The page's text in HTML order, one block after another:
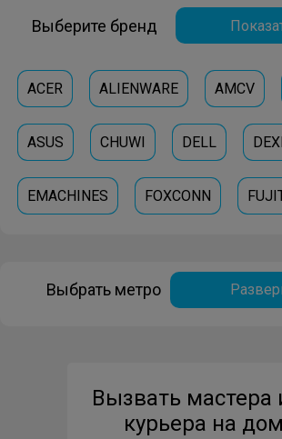
Выберите бренд
ACER ALIENWARE AMCV
ASUS CHUWI DELL
EMACHINES FOXCONN
LENOVO MICROSOFT
VIEWSONIC
Выбрать метро
Вызвать мастера
курьера на дом